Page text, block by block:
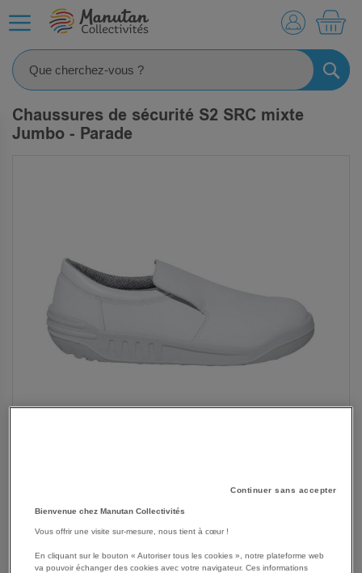
Chaussures de sécurité S2 SRC mixte
Jumbo - Parade
GALLERY
SKIP
Les avantages
Continuer sans accepter
Bienvenue chez Manutan Collectivités
Vous offrir une visite sur-mesure, nous tient à cœur !
En cliquant sur le bouton « Autoriser tous les cookies », notre plateforme web
va pouvoir échanger des cookies avec votre navigateur. Ces informations